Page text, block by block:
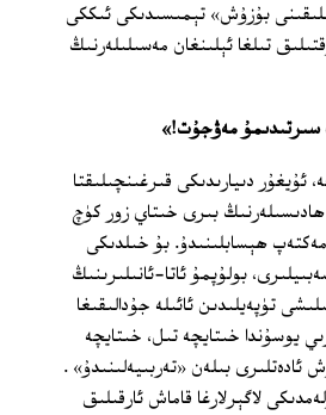
بۇزۇش» تېمىسىدىكى ئىككى
تىلغا ئېلىنغان مەسىلىلەرنىڭ
سىرتىدىمۇ مەۋجۇت!»
دىيارىدىكى قىرغىنچىلىقتا
ھادىسىلەرنىڭ بىرى خىتاي زور كۈچ
مەكتەپ ھېسابلىنىدۇ. بۇ خىلدىكى
بولۇپمۇ ئاتا-ئانىلىرىنىڭ
تۈپەيلىدىن ئائىلە جۇدالىقىغا
يوسۇندا خىتايچە تىل، خىتايچە
ئادەتلىرى بىلەن «تەربىيەلىنىدۇ» .
لاگېرلارغا قاماش ئارقىلىق